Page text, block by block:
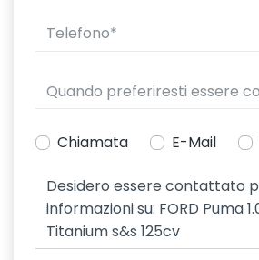
Chiamata E-Mail